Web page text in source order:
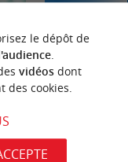
le dépôt de
.
vidéosdont
des cookies.